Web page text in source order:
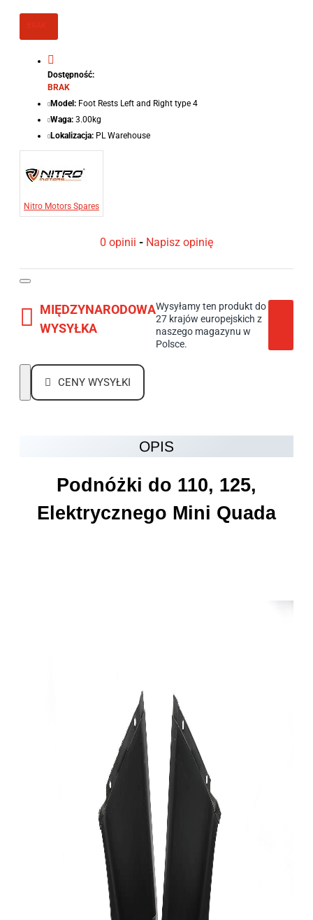
Dostępność:
BRAK
Model: Foot Rests Left and Right type 4
Waga: 3.00kg
Lokalizacja: PL Warehouse
Nitro Motors Spares
0 opinii - Napisz opinię
MIĘDZYNARODOWA
WYSYŁKA
Wysyłamy ten produkt do
27 krajów europejskich z
naszego magazynu w
Polsce.
CENY WYSYŁKI
OPIS
Podnóżki do 110, 125,
Elektrycznego Mini Quada